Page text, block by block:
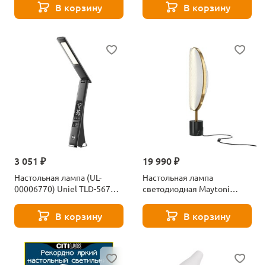
В корзину В корзину
3 051 ₽
Настольная лампа (UL-
00006770) Uniel TLD-567
В корзину
19 990 ₽
Настольная лампа
светодиодная Maytoni
В корзину